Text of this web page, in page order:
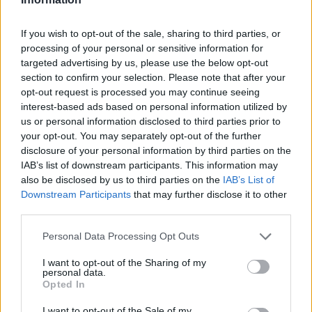
If you wish to opt-out of the sale, sharing to third parties, or
processing of your personal or sensitive information for
targeted advertising by us, please use the below opt-out
section to confirm your selection. Please note that after your
opt-out request is processed you may continue seeing
interest-based ads based on personal information utilized by
us or personal information disclosed to third parties prior to
your opt-out. You may separately opt-out of the further
disclosure of your personal information by third parties on the
IAB’s list of downstream participants. This information may
also be disclosed by us to third parties on the IAB’s List of
Downstream Participants that may further disclose it to other
Personal Data Processing Opt Outs
I want to opt-out of the Sharing of my
personal data.
Opted In
že pro spotřebitele bude stále výhodnější koupit nové zařízení.
Směrnice má přitom usnadnit opravy elektroniky i po skončení
záruční doby, zlepšit dostupnost náhradních dílů a zabránit
výrobcům, aby zásahy do zařízení zbytečně komplikovali nebo
znemožňovali. Nestanovuje však konkrétní cenový limit ani
způsob výpočtu ceny náhradních dílů a oprav.
David Chytil: Právo na opravu přichází
31.7.2026
Diskuse: 32
Každý rok končí v odpadu
miliony elektrospotřebičů,
přestože by mnohé z nich
mohly dál sloužit. Od 31.
začne v Evropě měnit. Členské státy začnou uplatňovat takzvané
vybraných výrobků i po skončení záruční doby a zlepšit
dostupnost náhradních dílů. Co nová pravidla přinesou, jak mohou
přispět ke snížení množství elektroodpadu a kde jsou jejich limity.